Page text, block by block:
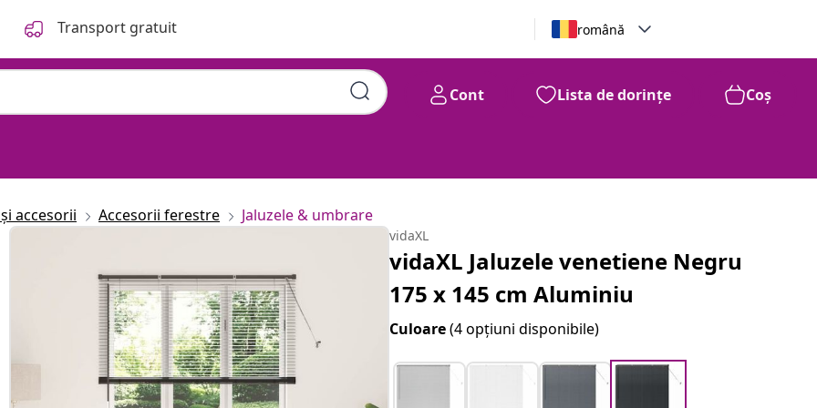
Transport gratuit română
Cont Lista de dorințe Coș
accesorii Accesorii ferestre Jaluzele & umbrare
vidaXL
vidaXL Jaluzele venetiene Negru
175 x 145 cm Aluminiu
Culoare(4 opțiuni disponibile)